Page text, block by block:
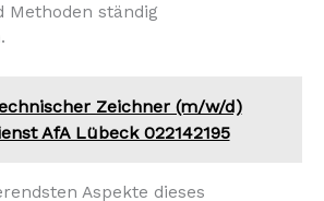
Methoden ständig
Zeichner (m/w/d)
AfA Lübeck 022142195
Aspekte dieses